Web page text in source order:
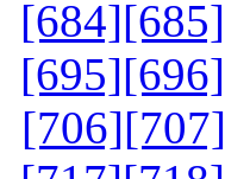
[684][685]
[695][696]
[706][707]